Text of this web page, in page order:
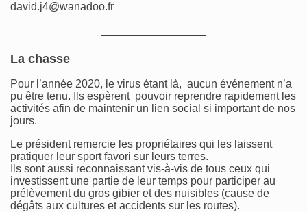
david.j4@wanadoo.fr
La chasse
Pour l’année 2020, le virus étant là, aucun événement n’a
pu être tenu. Ils espèrent pouvoir reprendre rapidement les
activités afin de maintenir un lien social si important de nos
jours.
Le président remercie les propriétaires qui les laissent
pratiquer leur sport favori sur leurs terres.
Ils sont aussi reconnaissant vis-à-vis de tous ceux qui
investissent une partie de leur temps pour participer au
prélèvement du gros gibier et des nuisibles (cause de
dégâts aux cultures et accidents sur les routes).